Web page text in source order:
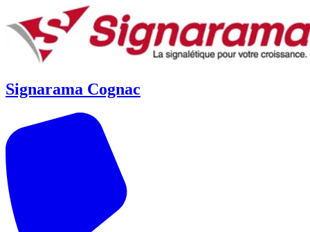
Signarama Cognac